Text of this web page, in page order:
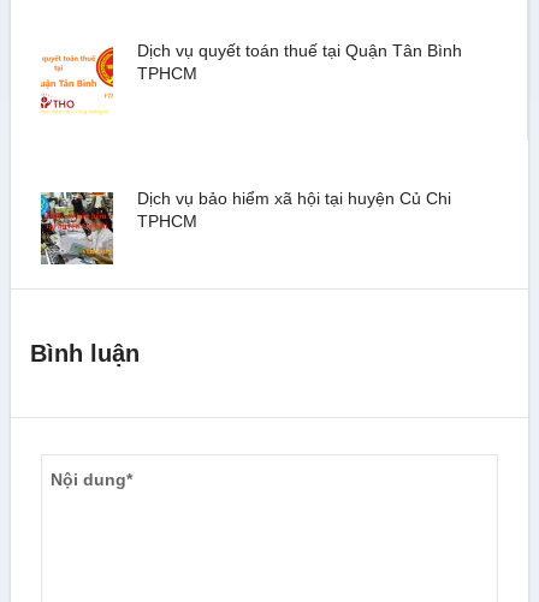
Dịch vụ quyết toán thuế tại Quận Tân Bình
TPHCM
Dịch vụ bảo hiểm xã hội tại huyện Củ Chi
TPHCM
Bình luận